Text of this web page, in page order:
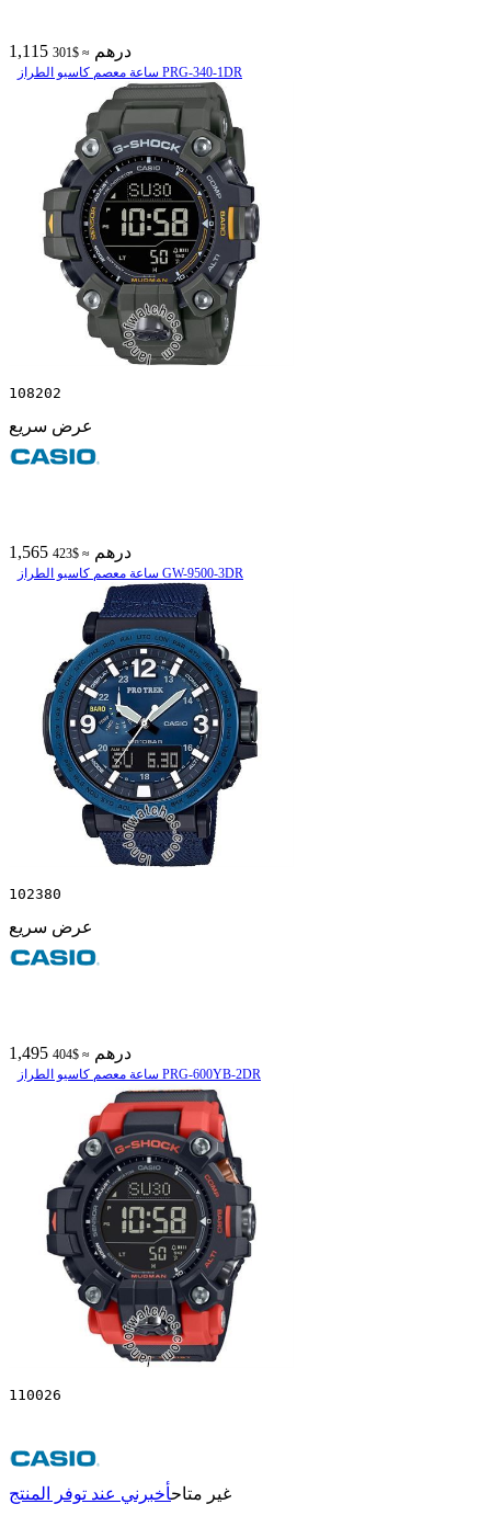
1,115 درهم ≈ $301
ساعة معصم کاسیو الطراز PRG-340-1DR
108202
عرض سريع
1,565 درهم ≈ $423
ساعة معصم کاسیو الطراز GW-9500-3DR
102380
عرض سريع
1,495 درهم ≈ $404
ساعة معصم کاسیو الطراز PRG-600YB-2DR
110026
غير متاحأخبرني عند توفر المنتج